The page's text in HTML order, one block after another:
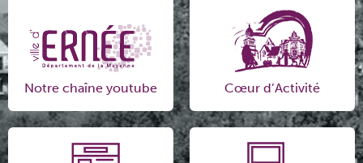
Notre chaîne youtube Cœur d’Activité